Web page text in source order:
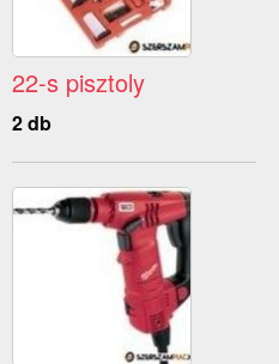
22-s pisztoly
2 db